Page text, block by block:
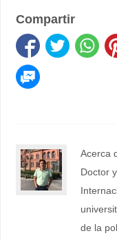
Compartir
Acerca
Doctor
de la